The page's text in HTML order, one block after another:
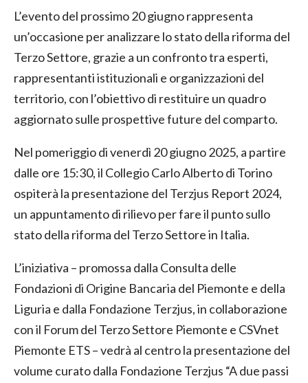
L’evento del prossimo 20 giugno rappresenta
un’occasione per analizzare lo stato della riforma del
Terzo Settore, grazie a un confronto tra esperti,
rappresentanti istituzionali e organizzazioni del
territorio, con l’obiettivo di restituire un quadro
aggiornato sulle prospettive future del comparto.
Nel pomeriggio di venerdì 20 giugno 2025, a partire
dalle ore 15:30, il Collegio Carlo Alberto di Torino
ospiterà la presentazione del Terzjus Report 2024,
un appuntamento di rilievo per fare il punto sullo
stato della riforma del Terzo Settore in Italia.
L’iniziativa – promossa dalla Consulta delle
Fondazioni di Origine Bancaria del Piemonte e della
Liguria e dalla Fondazione Terzjus, in collaborazione
con il Forum del Terzo Settore Piemonte e CSVnet
Piemonte ETS – vedrà al centro la presentazione del
volume curato dalla Fondazione Terzjus “A due passi